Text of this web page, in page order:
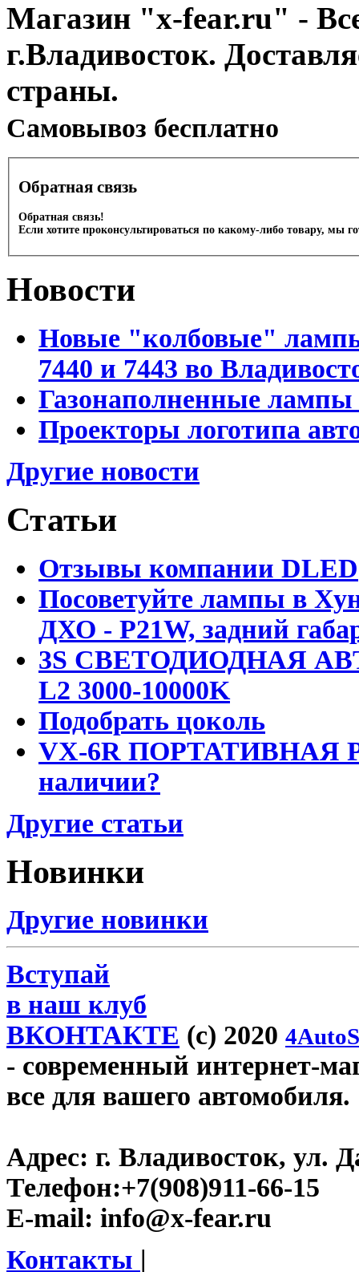
Магазин "x-fear.ru" -
г.Владивосток.
страны.
Cамовывоз бесплатно
Обратная связь
Обратная связь!
Если хотите проконсультироваться по какому-либо товару, мы
Новости
Новые "колбовые"
7440 и 7443 во
Газонаполненные лампы
Проекторы логотипа
Другие новости
Статьи
Отзывы компании DLED
Посоветуйте лампы в
ДХО - P21W, задний
3S СВЕТОДИОДНАЯ
L2 3000-10000K
Подобрать цоколь
VX-6R ПОРТАТИВНАЯ
наличии?
Другие статьи
Новинки
Другие новинки
Вступай
в наш клуб
ВКОНТАКТЕ (c) 2020
- современный интернет-
все для вашего автомобиля.
Адрес: г. Владивосток, ул.
Телефон:+7(908)911-66-15
E-mail: info@x-fear.ru
Контакты |